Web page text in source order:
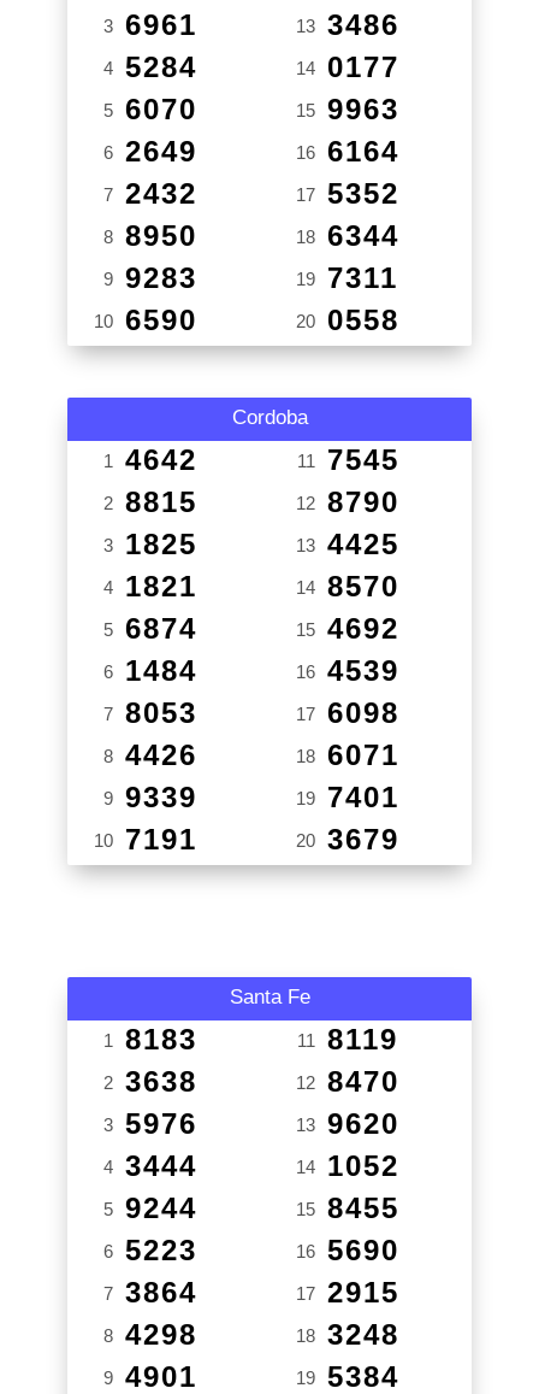
3 6961
4 5284
5 6070
6 2649
7 2432
8 8950
9 9283
10 6590
13 3486
14 0177
15 9963
16 6164
17 5352
18 6344
19 7311
20 0558
Cordoba
1 4642
2 8815
3 1825
4 1821
5 6874
6 1484
7 8053
8 4426
9 9339
10 7191
11 7545
12 8790
13 4425
14 8570
15 4692
16 4539
17 6098
18 6071
19 7401
20 3679
Santa Fe
1 8183
2 3638
3 5976
4 3444
5 9244
6 5223
7 3864
8 4298
9 4901
11 8119
12 8470
13 9620
14 1052
15 8455
16 5690
17 2915
18 3248
19 5384